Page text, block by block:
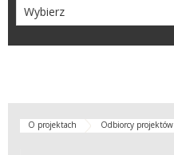
O projektach Odbiorcy projektów